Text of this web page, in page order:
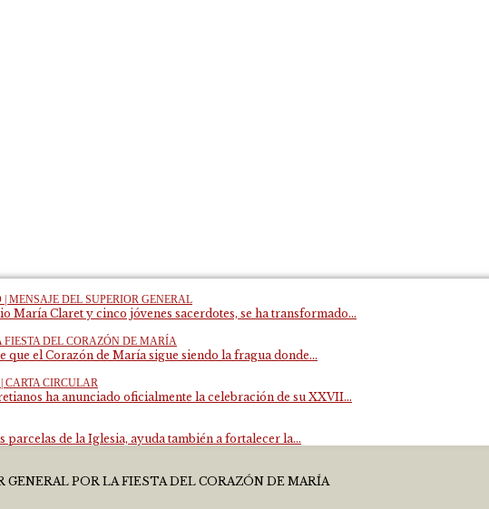
MENSAJE DEL SUPERIOR GENERAL
María Claret y cinco jóvenes sacerdotes, se ha transformado...
FIESTA DEL CORAZÓN DE MARÍA
que el Corazón de María sigue siendo la fragua donde...
CIRCULAR
ha anunciado oficialmente la celebración de su XXVII...
parcelas de la Iglesia, ayuda también a fortalecer la...